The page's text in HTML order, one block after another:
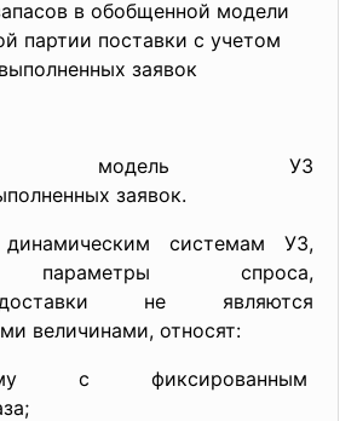
в обобщенной модели
партии поставки с учетом
заявок
модель УЗ
заявок.
системам УЗ,
параметры спроса,
не являются
величинами, относят:
с фиксированным